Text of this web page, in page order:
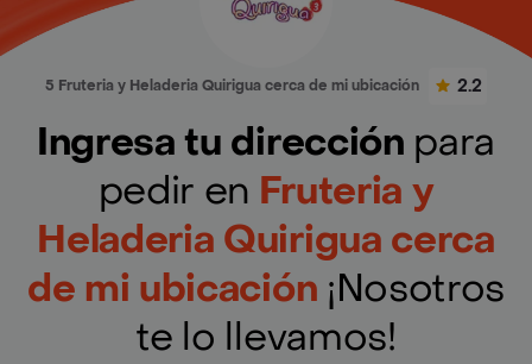
5 Fruteria y Heladeria Quirigua cerca de mi ubicación 2.2
Ingresa tu dirección para
pedir en Fruteria y
Heladeria Quirigua cerca
de mi ubicación ¡Nosotros
te lo llevamos!